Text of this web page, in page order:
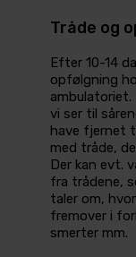
Tråde og
Efter 10-14
opfølgning
vi ser til
have fjernet
med tråde,
Der kan evt.
fra trådene,
taler om,
fremover i
smerter mm.